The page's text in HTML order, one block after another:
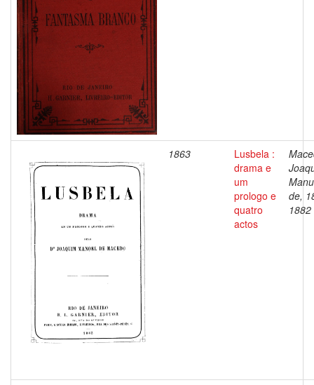
1863
Lusbela :
drama e
um
prologo e
quatro
actos
de,
1882